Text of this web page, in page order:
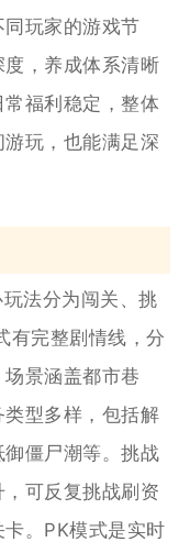
玩家的游戏节
，养成体系清晰
福利稳定，整体
玩，也能满足深
法分为闯关、挑
有完整剧情线，分
景涵盖都市巷
型多样，包括解
僵尸潮等。挑战
可反复挑战刷资
。PK模式是实时